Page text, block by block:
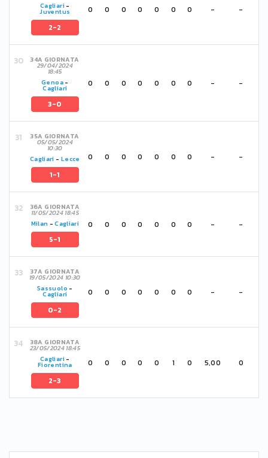
Cagliari-
Juventus
2-2
0 0 0 0 0 0 0 - -
34A GIORNATA
29/04/2024
18:45
Genoa-
Cagliari
3-0
0 0 0 0 0 0 0 - -
35A GIORNATA
05/05/2024
10:30
Cagliari - Lecce
1-1
0 0 0 0 0 0 0 - -
36A GIORNATA
11/05/2024 18:45
Milan -Cagliari
5-1
0 0 0 0 0 0 0 - -
37A GIORNATA
19/05/2024 10:30
Sassuolo -
Cagliari
0-2
0 0 0 0 0 0 0 - -
38A GIORNATA
23/05/2024 18:45
Cagliari-
Fiorentina
2-3
0 0 0 0 0 1 0 5,00 0